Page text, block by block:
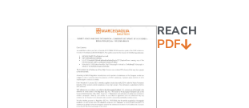
REACH
PDF